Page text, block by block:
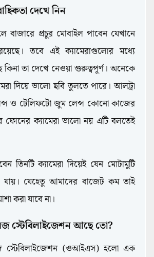
দেখে নিন
বাজারে প্রচুর মোবাইল পাবেন যেখানে
রয়েছে। তবে এই ক্যামেরাগুলোর মধ্যে
কিনা তা দেখে নেওয়া গুরুত্বপূর্ণ। অনেকে
দিয়ে ভালো ছবি তুলতে পারে। আলট্রা
ও টেলিফটো জুম লেন্স কোনো কাজের
ফোনের ক্যামেরা ভালো নয় এটি বলতেই
তিনটি ক্যামেরা দিয়েই যেন মোটামুটি
যেহেতু আমাদের বাজেট কম তাই
করা যাবে না।
স্টেবিলাইজেশন আছে তো?
স্টেবিলাইজেশন (ওআইএস) হলো এক